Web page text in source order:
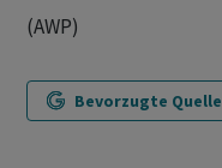
(AWP)
Bevorzugte Quelle